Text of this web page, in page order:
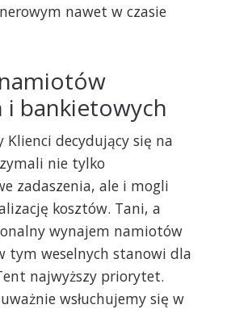
nawet w czasie
i bankietowych
Klienci decydujący się na
nie tylko
zadaszenia, ale i mogli
kosztów. Tani, a
wynajem namiotów
tym weselnych stanowi dla
najwyższy priorytet.
wsłuchujemy się w